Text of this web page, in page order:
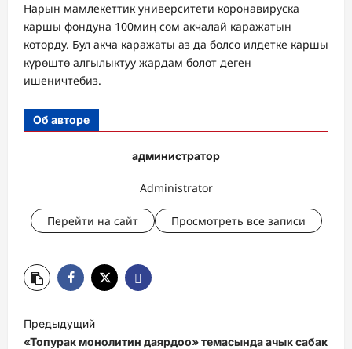
Нарын мамлекеттик университети коронавируска
каршы фондуна 100миң сом акчалай каражатын
которду. Бул акча каражаты аз да болсо илдетке каршы
күрөштө алгылыктуу жардам болот деген
ишеничтебиз.
Об авторе
администратор
Administrator
Перейти на сайт Просмотреть все записи
а
Предыдущий
«Топурак монолитин даярдоо» темасында ачык сабак